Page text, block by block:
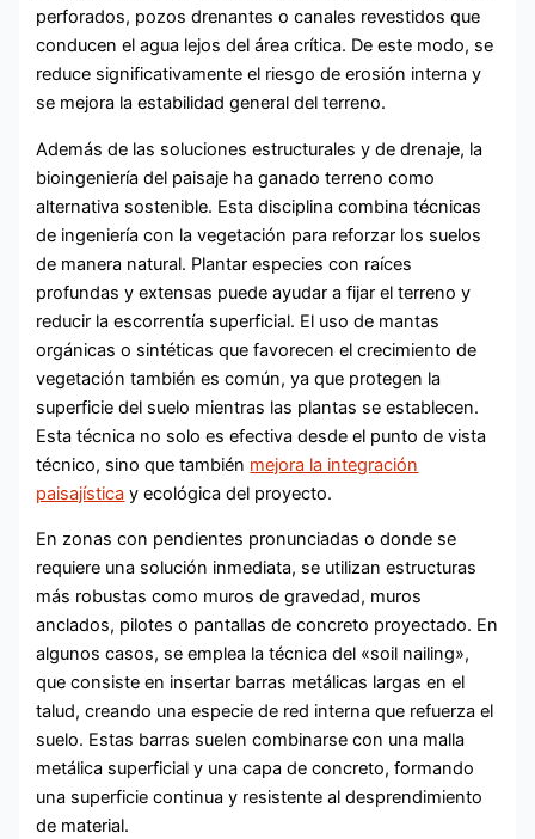
perforados, pozos drenantes o canales revestidos que
conducen el agua lejos del área crítica. De este modo, se
reduce significativamente el riesgo de erosión interna y
se mejora la estabilidad general del terreno.
Además de las soluciones estructurales y de drenaje, la
bioingeniería del paisaje ha ganado terreno como
alternativa sostenible. Esta disciplina combina técnicas
de ingeniería con la vegetación para reforzar los suelos
de manera natural. Plantar especies con raíces
profundas y extensas puede ayudar a fijar el terreno y
reducir la escorrentía superficial. El uso de mantas
orgánicas o sintéticas que favorecen el crecimiento de
vegetación también es común, ya que protegen la
superficie del suelo mientras las plantas se establecen.
Esta técnica no solo es efectiva desde el punto de vista
técnico, sino que también mejora la integración
paisajística y ecológica del proyecto.
En zonas con pendientes pronunciadas o donde se
requiere una solución inmediata, se utilizan estructuras
más robustas como muros de gravedad, muros
anclados, pilotes o pantallas de concreto proyectado. En
algunos casos, se emplea la técnica del «soil nailing»,
que consiste en insertar barras metálicas largas en el
talud, creando una especie de red interna que refuerza el
suelo. Estas barras suelen combinarse con una malla
metálica superficial y una capa de concreto, formando
una superficie continua y resistente al desprendimiento
de material.